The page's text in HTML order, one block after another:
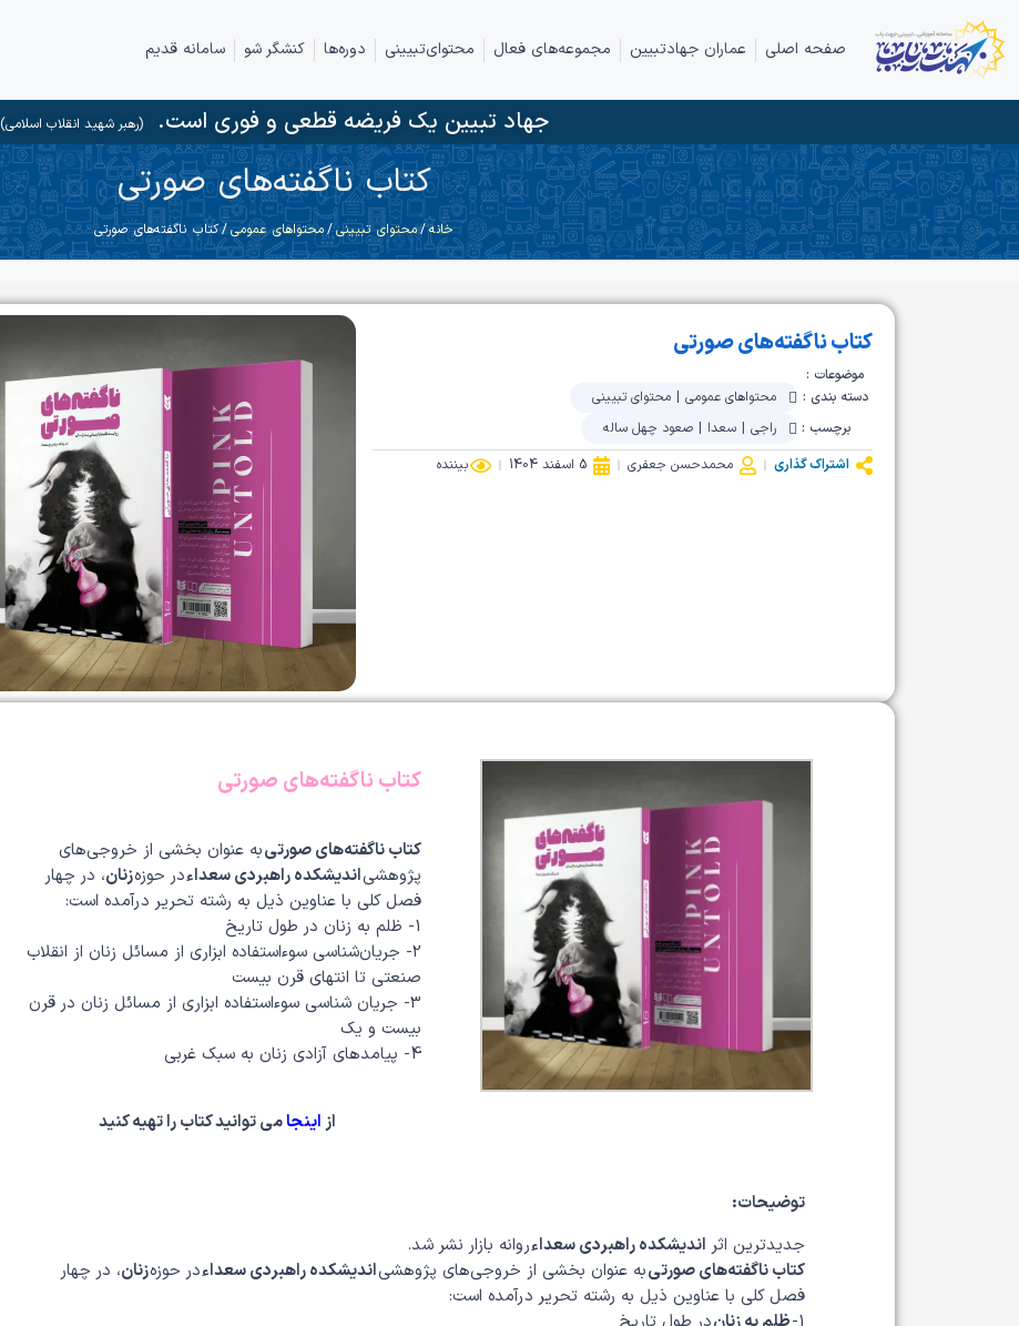
صفحه اصلی عماران جهادتبیین مجموعه‌های فعال محتوای‌تبیینی دوره‌ها کنشگر شو سامانه قدیم
جهاد تبیین یک فریضه قطعی و فوری است.(رهبر شهید انقلاب اسلامی)
کتاب ناگفته‌های صورتی
خانه/محتوای تبیینی/محتواهای عمومی/ کتاب ناگفته‌های صورتی
کتاب ناگفته‌های صورتی
موضوعات :
دسته بندی :
محتواهای عمومی| محتوای تبیینی
برچسب :
راجی| سعدا | صعود چهل ساله
اشتراک گذاری
محمدحسن جعفری 5 اسفند 1404 بیننده
کتاب ناگفته‌های صورتی
کتاب ناگفته‌های صورتیبه عنوان بخشی از خروجی‌های
پژوهشیاندیشکده راهبردی سعداءدر حوزهزنان، در چهار
فصل کلی با عناوین ذیل به رشته تحریر درآمده است:
1- ظلم به زنان در طول تاریخ
2- جریان‌شناسی سوءاستفاده ابزاری از مسائل زنان از انقلاب
صنعتی تا انتهای قرن بیست
3- جریان شناسی سوءاستفاده ابزاری از مسائل زنان در قرن
بیست و یک
4- پیامدهای آزادی زنان به سبک غربی
ازاینجامی توانید کتاب را تهیه کنید
توضیحات:
جدیدترین اثر اندیشکده راهبردی سعداءروانه بازار نشر شد.
کتاب ناگفته‌های صورتیبه عنوان بخشی از خروجی‌های پژوهشیاندیشکده راهبردی سعداءدر حوزهزنان، در چهار
فصل کلی با عناوین ذیل به رشته تحریر درآمده است: